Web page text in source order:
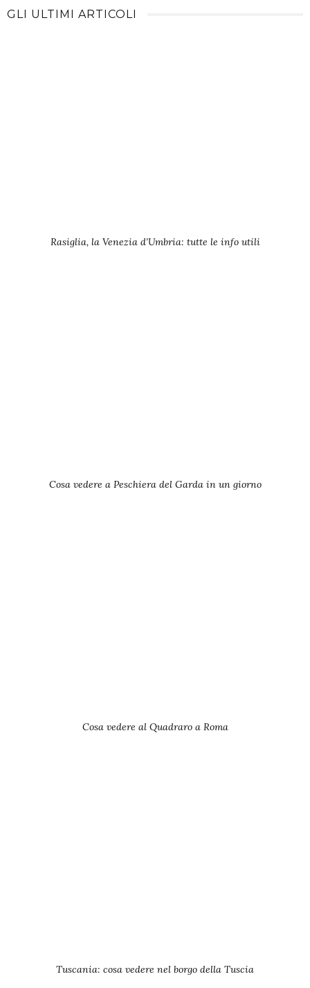
GLI ULTIMI ARTICOLI
Rasiglia, la Venezia d’Umbria: tutte le info utili
Cosa vedere a Peschiera del Garda in un giorno
Cosa vedere al Quadraro a Roma
Tuscania: cosa vedere nel borgo della Tuscia